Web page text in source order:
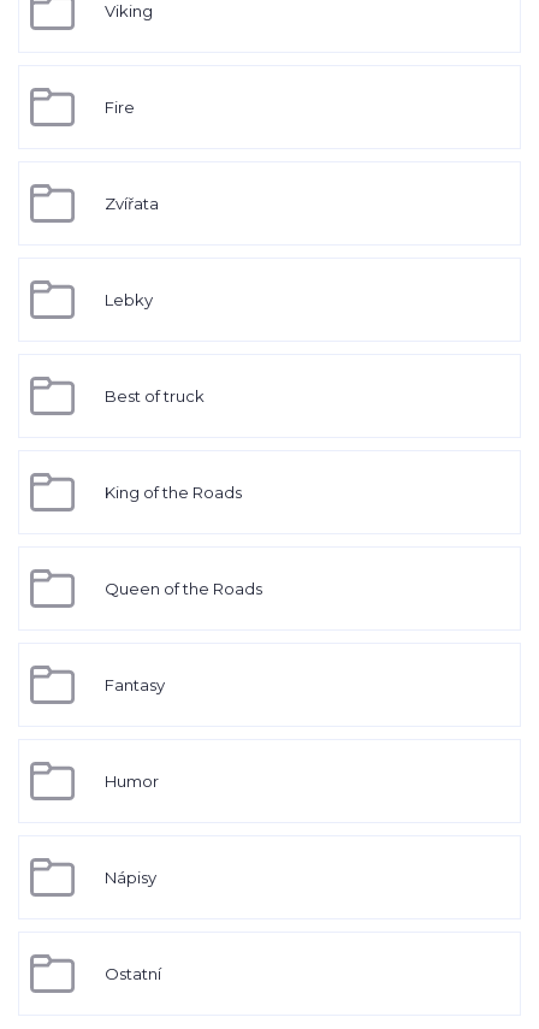
Viking
Fire
Zvířata
Lebky
Best of truck
King of the Roads
Queen of the Roads
Fantasy
Humor
Nápisy
Ostatní